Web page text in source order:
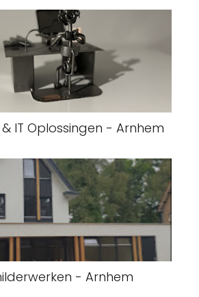
& IT Oplossingen - Arnhem
- Arnhem